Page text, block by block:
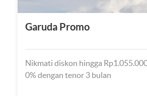
Garuda Promo
Nikmati diskon hingga
0% dengan tenor 3 bulan